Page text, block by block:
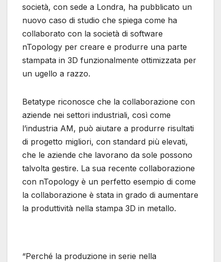
società, con sede a Londra, ha pubblicato un
nuovo caso di studio che spiega come ha
collaborato con la società di software
nTopology per creare e produrre una parte
stampata in 3D funzionalmente ottimizzata per
un ugello a razzo.
Betatype riconosce che la collaborazione con
aziende nei settori industriali, così come
l’industria AM, può aiutare a produrre risultati
di progetto migliori, con standard più elevati,
che le aziende che lavorano da sole possono
talvolta gestire. La sua recente collaborazione
con nTopology è un perfetto esempio di come
la collaborazione è stata in grado di aumentare
la produttività nella stampa 3D in metallo.
“Perché la produzione in serie nella